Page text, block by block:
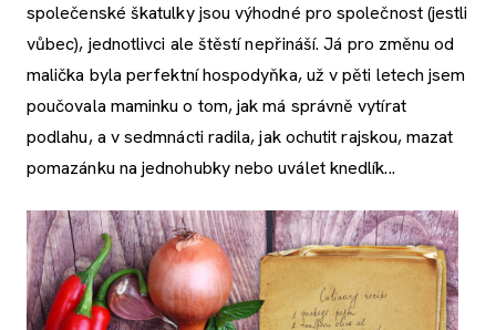
společenské škatulky jsou výhodné pro společnost (jestli
vůbec), jednotlivci ale štěstí nepřináší. Já pro změnu od
malička byla perfektní hospodyňka, už v pěti letech jsem
poučovala maminku o tom, jak má správně vytírat
podlahu, a v sedmnácti radila, jak ochutit rajskou, mazat
pomazánku na jednohubky nebo uválet knedlík...